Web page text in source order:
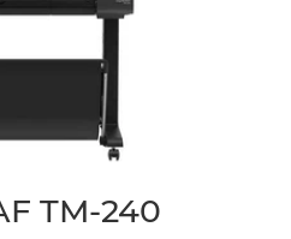
TM-240